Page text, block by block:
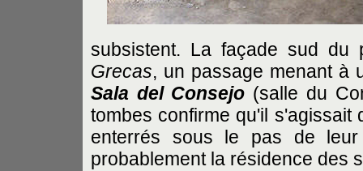
subsistent. La façade sud
Grecas, un passage menant à
Sala del Consejo (salle du
tombes confirme qu'il s'agissait
enterrés sous le pas de
probablement la résidence des